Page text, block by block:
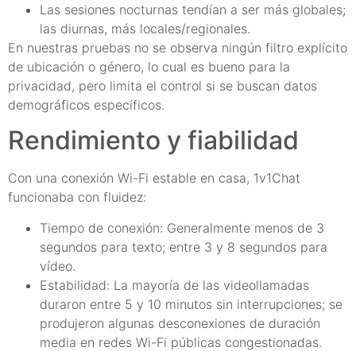
Las sesiones nocturnas tendían a ser más globales;
las diurnas, más locales/regionales.
En nuestras pruebas no se observa ningún filtro explícito
de ubicación o género, lo cual es bueno para la
privacidad, pero limita el control si se buscan datos
demográficos específicos.
Rendimiento y fiabilidad
Con una conexión Wi-Fi estable en casa, 1v1Chat
funcionaba con fluidez:
Tiempo de conexión: Generalmente menos de 3
segundos para texto; entre 3 y 8 segundos para
vídeo.
Estabilidad: La mayoría de las videollamadas
duraron entre 5 y 10 minutos sin interrupciones; se
produjeron algunas desconexiones de duración
media en redes Wi-Fi públicas congestionadas.